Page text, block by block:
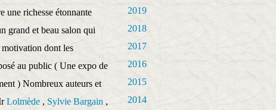
une richesse étonnante
grand et beau salon qui
motivation dont les
au public ( Une expo de
) Nombreux auteurs et
Lolmède , Sylvie Bargain ,
2019
2018
2017
2016
2015
2014